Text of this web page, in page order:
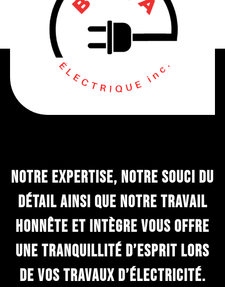
Notre expertise, Notre souci du
détail ainsi que notre travail
honnête et intègre vous offre
une tranquillité d’esprit lors
de vos travaux d’électricité.